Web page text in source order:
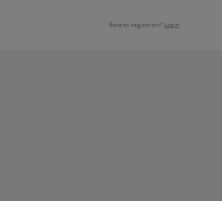
Bereits registriert? Login